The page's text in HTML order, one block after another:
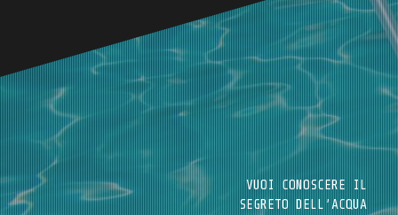
VUOI CONOSCERE IL
SEGRETO DELL’ACQUA